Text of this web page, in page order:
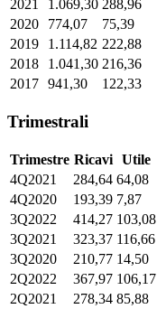
2021
1.069,30 288,96
2020
774,07
75,39
2019
1.114,82 222,88
2018
1.041,30 216,36
2017 941,30 122,33
Trimestrali
Trimestre Ricavi
Utile
4Q2021
284,64 64,08
4Q2020
193,39 7,87
3Q2022
414,27 103,08
3Q2021
323,37 116,66
3Q2020
210,77 14,50
2Q2022
367,97 106,17
2Q2021
278,34 85,88